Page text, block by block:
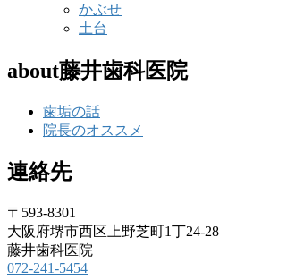
かぶせ
土台
about藤井歯科医院
歯垢の話
院長のオススメ
連絡先
〒593-8301
大阪府堺市西区上野芝町1丁24-28
藤井歯科医院
072-241-5454